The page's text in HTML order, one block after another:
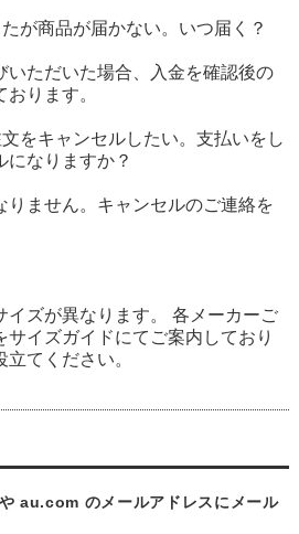
が商品が届かない。いつ届く？
ただいた場合、入金を確認後の
ります。
をキャンセルしたい。支払いをし
になりますか？
ません。キャンセルのご連絡を
イズが異なります。 各メーカーご
サイズガイドにてご案内しており
てください。
au.com のメールアドレスにメール